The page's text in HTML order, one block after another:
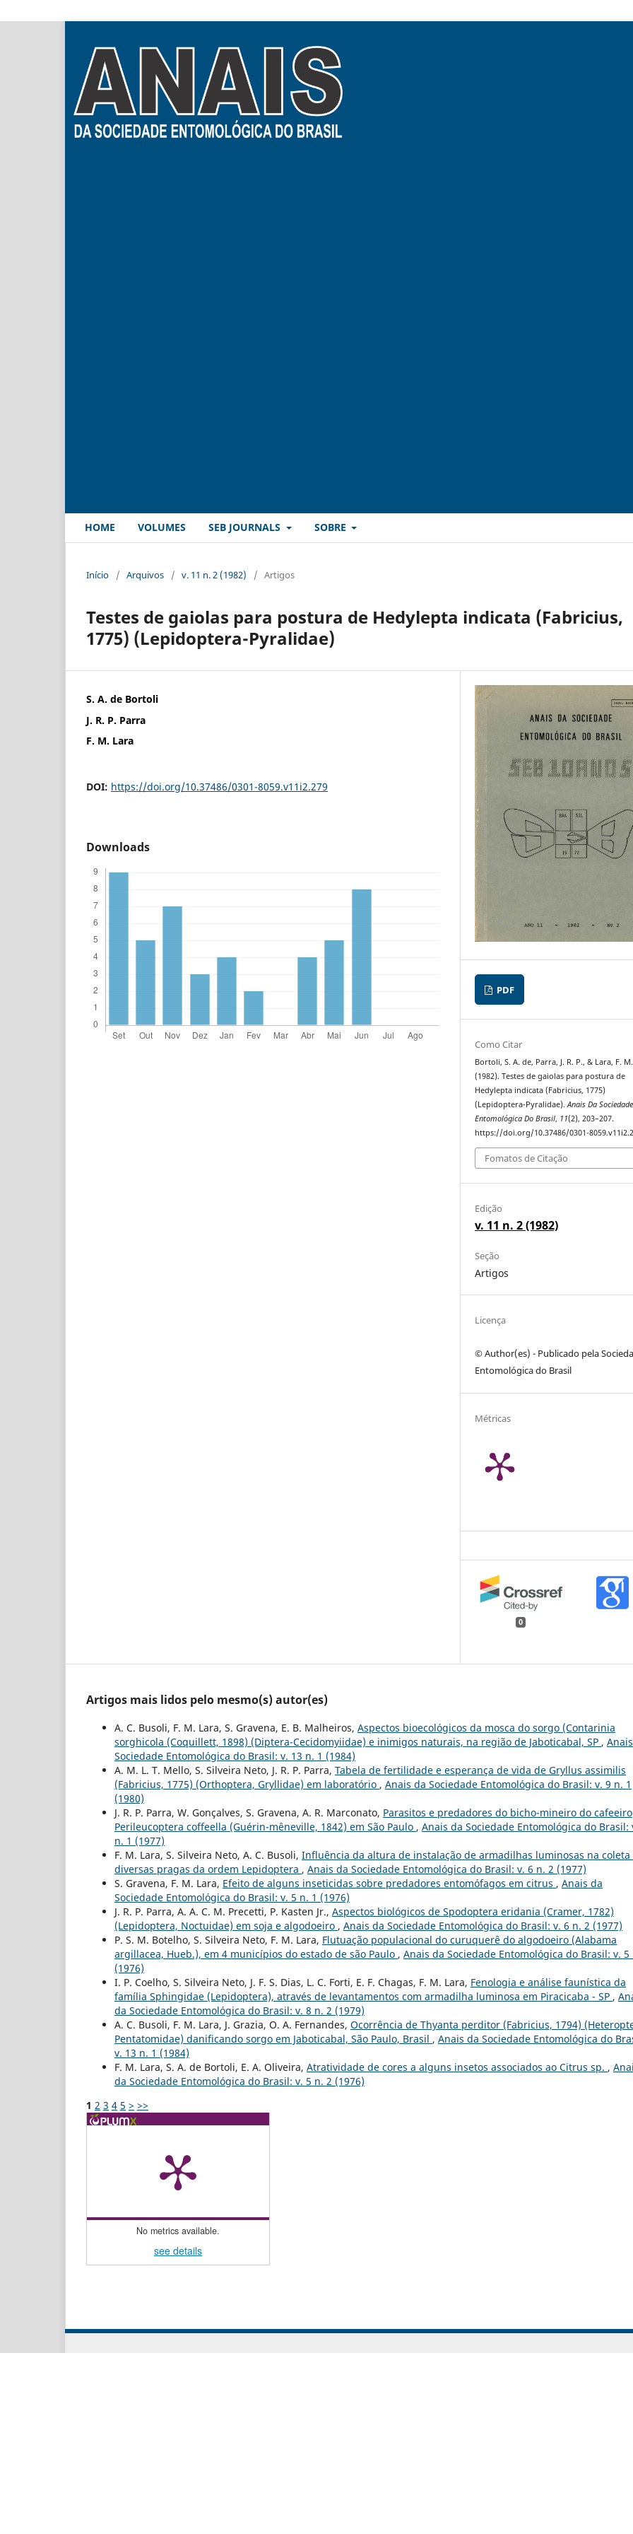
HOME VOLUMES SEB JOURNALS SOBRE
Início / Arquivos / v. 11 n. 2 (1982) / Artigos
Testes de gaiolas para postura de Hedylepta indicata (Fabricius,
1775) (Lepidoptera-Pyralidae)
S. A. de Bortoli
J. R. P. Parra
F. M. Lara
DOI: https://doi.org/10.37486/0301-8059.v11i2.279
Downloads
PDF
Como Citar
Bortoli, S. A. de, Parra, J. R. P., & Lara, F. M.
(1982). Testes de gaiolas para postura de
Hedylepta indicata (Fabricius, 1775)
(Lepidoptera-Pyralidae).Anais Da Sociedade
Entomológica Do Brasil, 11(2), 203–207.
https://doi.org/10.37486/0301-
Fomatos de Citação
Edição
v. 11 n. 2 (1982)
Seção
Artigos
Licença
© Author(es) - Publicado pela
Entomológica do Brasil
Métricas
0
Artigos mais lidos pelo mesmo(s) autor(es)
A. C. Busoli, F. M. Lara, S. Gravena, E. B. Malheiros, Aspectos bioecológicos da mosca do sorgo (Contarinia
sorghicola (Coquillett, 1898) (Diptera-Cecidomyiidae) e inimigos naturais, na região de Jaboticabal, SP ,
Sociedade Entomológica do Brasil: v. 13 n. 1 (1984)
A. M. L. T. Mello, S. Silveira Neto, J. R. P. Parra, Tabela de fertilidade e esperança de vida de Gryllus assimilis
(Fabricius, 1775) (Orthoptera, Gryllidae) em laboratório , Anais da Sociedade Entomológica do Brasil: v. 9 n. 1
(1980)
J. R. P. Parra, W. Gonçalves, S. Gravena, A. R. Marconato, Parasitos e predadores do bicho-mineiro do cafeeiro
Perileucoptera coffeella (Guérin-mêneville, 1842) em São Paulo , Anais da Sociedade Entomológica do Brasil:
n. 1 (1977)
F. M. Lara, S. Silveira Neto, A. C. Busoli, Influência da altura de instalação de armadilhas luminosas na coleta
diversas pragas da ordem Lepidoptera , Anais da Sociedade Entomológica do Brasil: v. 6 n. 2 (1977)
S. Gravena, F. M. Lara, Efeito de alguns inseticidas sobre predadores entomófagos em citrus , Anais da
Sociedade Entomológica do Brasil: v. 5 n. 1 (1976)
J. R. P. Parra, A. A. C. M. Precetti, P. Kasten Jr., Aspectos biológicos de Spodoptera eridania (Cramer, 1782)
(Lepidoptera, Noctuidae) em soja e algodoeiro , Anais da Sociedade Entomológica do Brasil: v. 6 n. 2 (1977)
P. S. M. Botelho, S. Silveira Neto, F. M. Lara, Flutuação populacional do curuquerê do algodoeiro (Alabama
argillacea, Hueb.), em 4 municípios do estado de são Paulo , Anais da Sociedade Entomológica do Brasil: v. 5
(1976)
I. P. Coelho, S. Silveira Neto, J. F. S. Dias, L. C. Forti, E. F. Chagas, F. M. Lara, Fenologia e análise faunística da
família Sphingidae (Lepidoptera), através de levantamentos com armadilha luminosa em Piracicaba - SP ,
da Sociedade Entomológica do Brasil: v. 8 n. 2 (1979)
A. C. Busoli, F. M. Lara, J. Grazia, O. A. Fernandes, Ocorrência de Thyanta perditor (Fabricius, 1794)
Pentatomidae) danificando sorgo em Jaboticabal, São Paulo, Brasil , Anais da Sociedade Entomológica do
v. 13 n. 1 (1984)
F. M. Lara, S. A. de Bortoli, E. A. Oliveira, Atratividade de cores a alguns insetos associados ao Citrus sp. ,
da Sociedade Entomológica do Brasil: v. 5 n. 2 (1976)
1 2 3 4 5 > >>
No metrics available.
see details